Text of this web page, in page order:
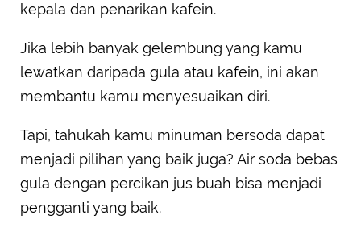
kepala dan penarikan kafein.
Jika lebih banyak gelembung yang kamu
lewatkan daripada gula atau kafein, ini akan
membantu kamu menyesuaikan diri.
Tapi, tahukah kamu minuman bersoda dapat
menjadi pilihan yang baik juga? Air soda bebas
gula dengan percikan jus buah bisa menjadi
pengganti yang baik.